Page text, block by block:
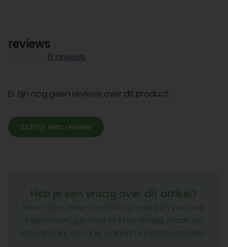
reviews
0 reviews
Er zijn nog geen reviews over dit product.
Schrijf een review
Heb je een vraag over dit artikel?
Neem dan zeker contact op met één van ons.
Telefonisch, per mail of in de winkel, staan we
steeds klaar om al je vragen te beantwoorden.